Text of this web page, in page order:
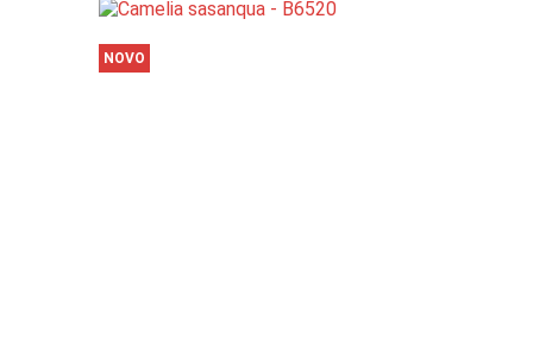
NOVO